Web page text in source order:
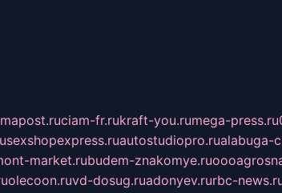
ciam-fr.rukraft-you.rumega-press.ru
sexshopexpress.ruautostudiopro.rualabuga-
market.rubudem-znakomye.ru
olecoon.ruvd-dosug.ruadonyev.rurbc-